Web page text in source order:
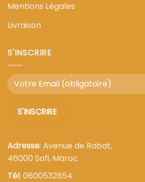
Mentions Légales
Livraison
S'INSCRIRE
Adresse: Avenue de Rabat,
46000 Safi, Maroc
Tél: 0600532654